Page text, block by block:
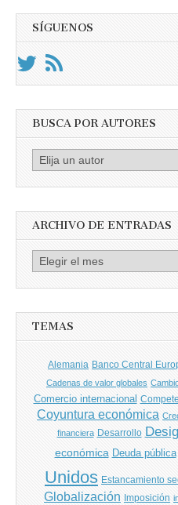
SÍGUENOS
BUSCA POR AUTORES
Busca
ARCHIVO DE ENTRADAS
Archivo
TEMAS
Alemania Banco Central
Cadenas de valor globales
Comercio internacional
Coyuntura económica
financiera
Desarrollo
económica Deuda pública
Unidos Estancamiento
Globalización Imposición